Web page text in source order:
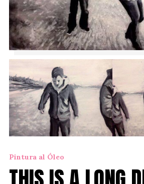
Pintura al Óleo